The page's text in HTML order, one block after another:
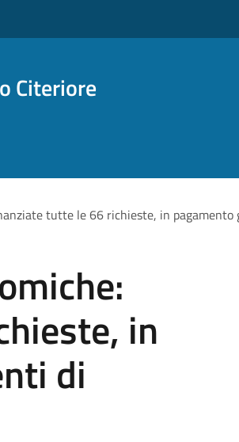
Citeriore
tutte le 66 richieste, in
in
di